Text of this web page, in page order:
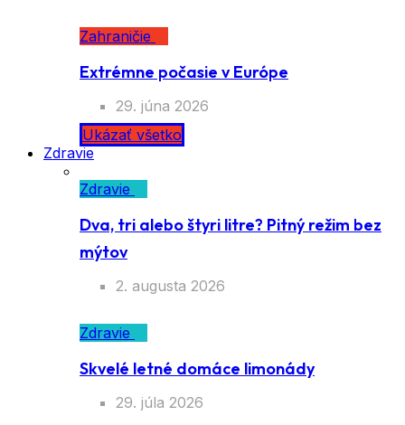
Zahraničie
Extrémne počasie v Európe
29. júna 2026
Ukázať všetko
Zdravie
Zdravie
Dva, tri alebo štyri litre? Pitný režim bez
mýtov
2. augusta 2026
Zdravie
Skvelé letné domáce limonády
29. júla 2026